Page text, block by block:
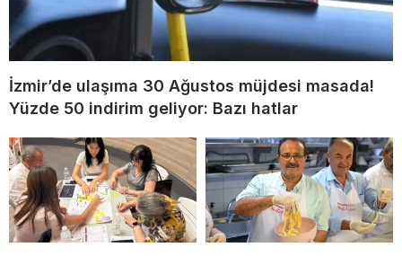
İzmir’de ulaşıma 30 Ağustos müjdesi masada!
Yüzde 50 indirim geliyor: Bazı hatlar